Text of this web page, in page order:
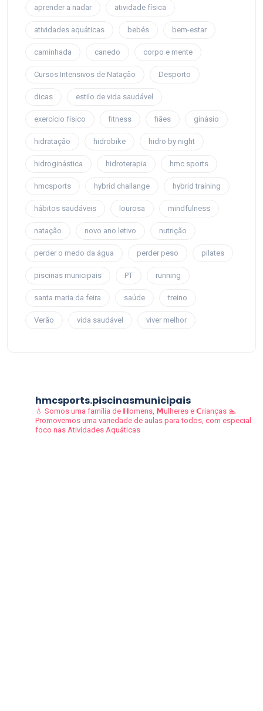
aprender a nadar atividade física
atividades aquáticas bebés bem-estar
caminhada canedo corpo e mente
Cursos Intensivos de Natação Desporto
dicas estilo de vida saudável
exercício físico fitness fiães ginásio
hidratação hidrobike hidro by night
hidroginástica hidroterapia hmc sports
hmcsports hybrid challange hybrid training
hábitos saudáveis lourosa mindfulness
natação novo ano letivo nutrição
perder o medo da água perder peso pilates
piscinas municipais PT running
santa maria da feira saúde treino
Verão vida saudável viver melhor
hmcsports.piscinasmunicipais
💧 Somos uma família de 𝗛omens, 𝗠ulheres e 𝗖rianças🏊
Promovemos uma variedade de aulas para todos, com especial
foco nas Atividades Aquáticas